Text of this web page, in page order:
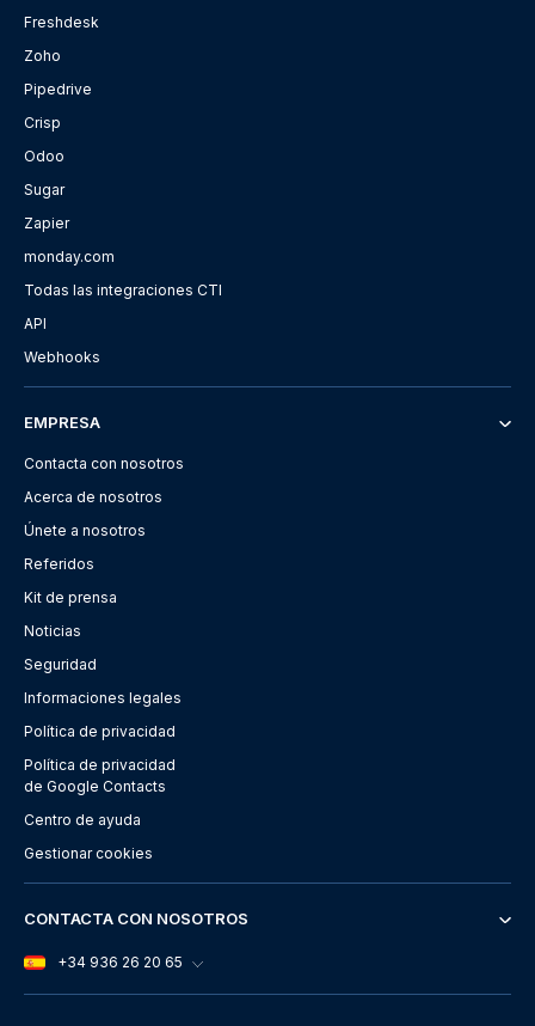
Freshdesk
Zoho
Pipedrive
Crisp
Odoo
Sugar
Zapier
monday.com
Todas las integraciones CTI
API
Webhooks
EMPRESA
Contacta con nosotros
Acerca de nosotros
Únete a nosotros
Referidos
Kit de prensa
Noticias
Seguridad
Informaciones legales
Política de privacidad
Política de privacidad
de Google Contacts
Centro de ayuda
Gestionar cookies
CONTACTA CON NOSOTROS
+34 936 26 20 65